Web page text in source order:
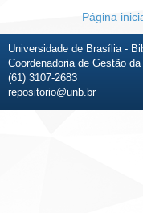
Página
Universidade de Brasília -
Coordenadoria de Gestão
(61) 3107-2683
repositorio@unb.br